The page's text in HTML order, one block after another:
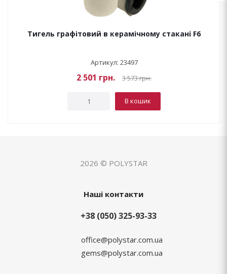
Тигель графітовий в керамічному стакані F6
Артикул: 23497
2 501 грн. 3 573грн.
В кошик
2026 © POLYSTAR
Наші контакти
+38 (050) 325-93-33
office@polystar.com.ua
gems@polystar.com.ua